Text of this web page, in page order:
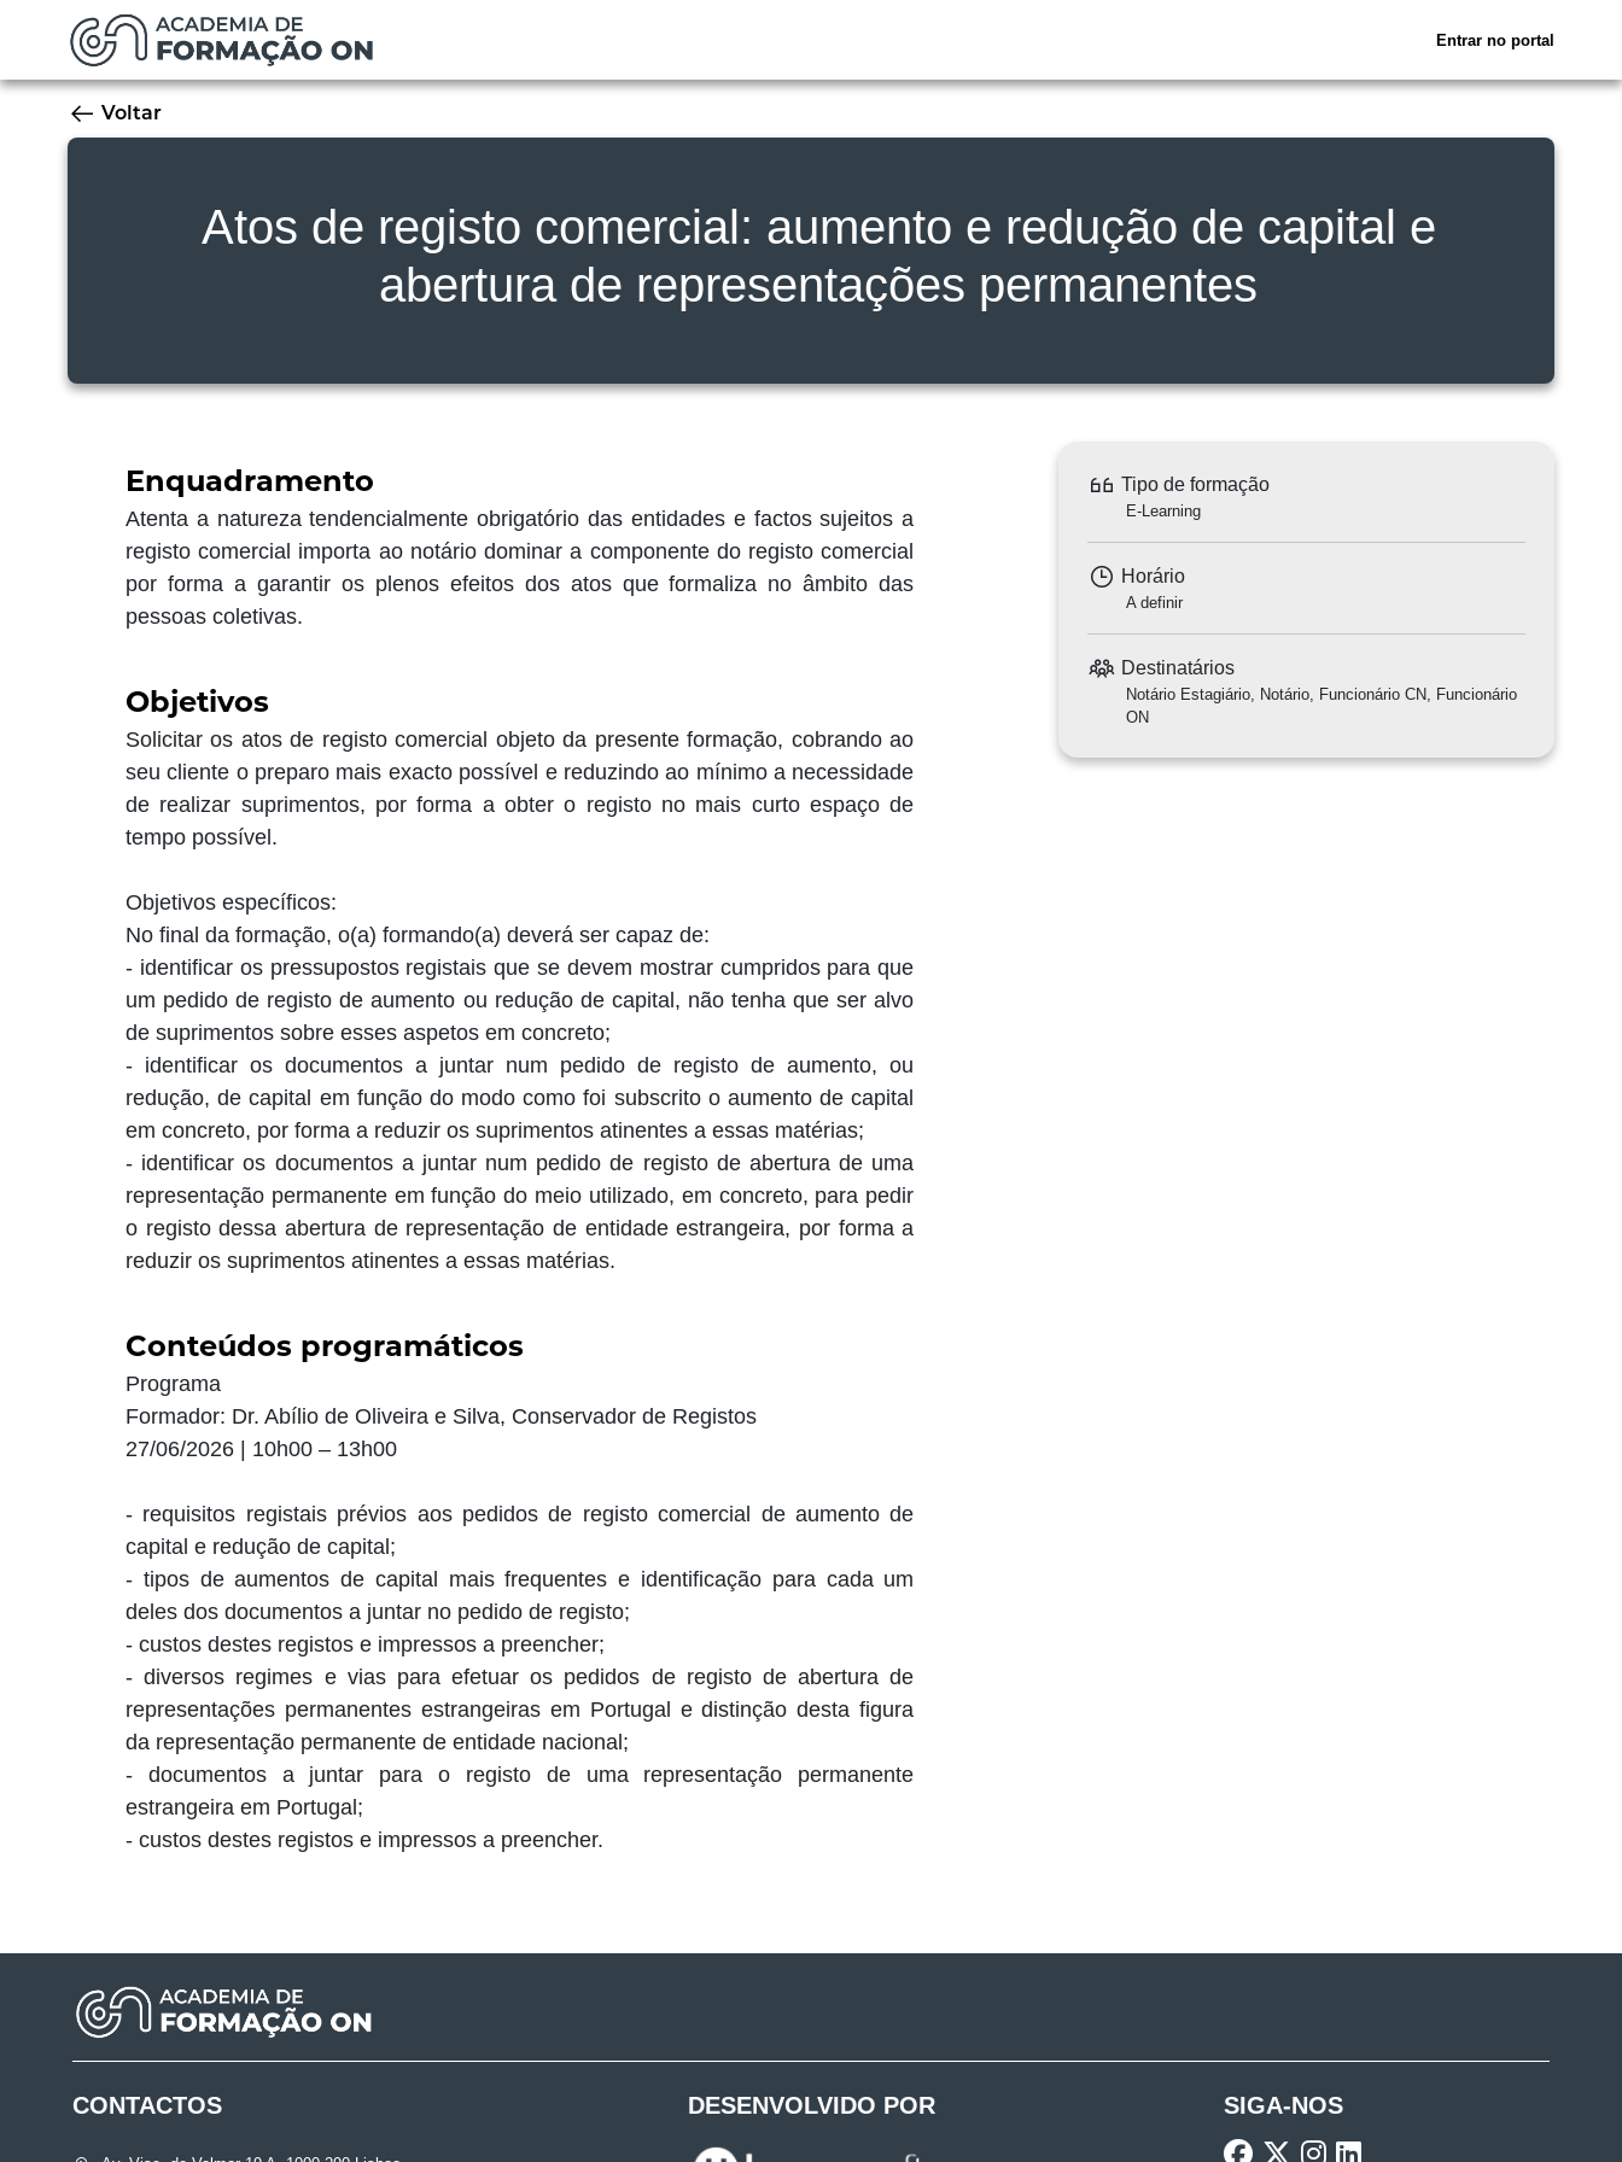
Entrar no portal
Voltar
Atos de registo comercial: aumento e redução de capital e
abertura de representações permanentes
Enquadramento
Atenta a natureza tendencialmente obrigatório das entidades e factos sujeitos a
registo comercial importa ao notário dominar a componente do registo comercial
por forma a garantir os plenos efeitos dos atos que formaliza no âmbito das
pessoas coletivas.
Objetivos
Solicitar os atos de registo comercial objeto da presente formação, cobrando ao
seu cliente o preparo mais exacto possível e reduzindo ao mínimo a necessidade
de realizar suprimentos, por forma a obter o registo no mais curto espaço de
tempo possível.
Objetivos específicos:
No final da formação, o(a) formando(a) deverá ser capaz de:
- identificar os pressupostos registais que se devem mostrar cumpridos para que
um pedido de registo de aumento ou redução de capital, não tenha que ser alvo
de suprimentos sobre esses aspetos em concreto;
- identificar os documentos a juntar num pedido de registo de aumento, ou
redução, de capital em função do modo como foi subscrito o aumento de capital
em concreto, por forma a reduzir os suprimentos atinentes a essas matérias;
- identificar os documentos a juntar num pedido de registo de abertura de uma
representação permanente em função do meio utilizado, em concreto, para pedir
o registo dessa abertura de representação de entidade estrangeira, por forma a
reduzir os suprimentos atinentes a essas matérias.
Conteúdos programáticos
Programa
Formador: Dr. Abílio de Oliveira e Silva, Conservador de Registos
27/06/2026 | 10h00 – 13h00
- requisitos registais prévios aos pedidos de registo comercial de aumento de
capital e redução de capital;
- tipos de aumentos de capital mais frequentes e identificação para cada um
deles dos documentos a juntar no pedido de registo;
- custos destes registos e impressos a preencher;
- diversos regimes e vias para efetuar os pedidos de registo de abertura de
representações permanentes estrangeiras em Portugal e distinção desta figura
da representação permanente de entidade nacional;
- documentos a juntar para o registo de uma representação permanente
estrangeira em Portugal;
- custos destes registos e impressos a preencher.
Tipo de formação
E-Learning
Horário
A definir
Destinatários
Notário Estagiário, Notário, Funcionário CN, Funcionário
ON
CONTACTOS DESENVOLVIDO POR SIGA-NOS